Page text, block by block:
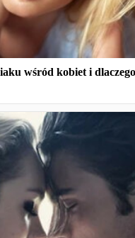
wśród kobiet i